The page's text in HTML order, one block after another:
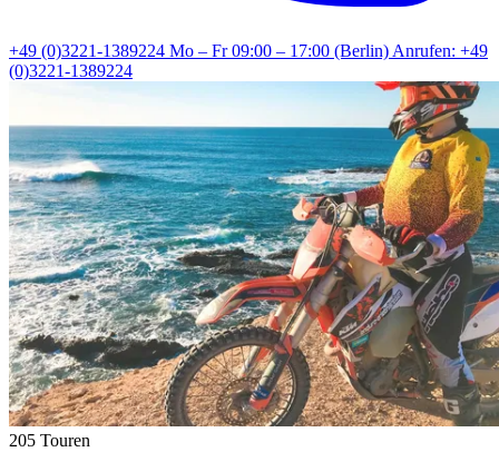
+49 (0)3221-1389224 Mo – Fr 09:00 – 17:00 (Berlin)Anrufen: +49
(0)3221-1389224
205 Touren